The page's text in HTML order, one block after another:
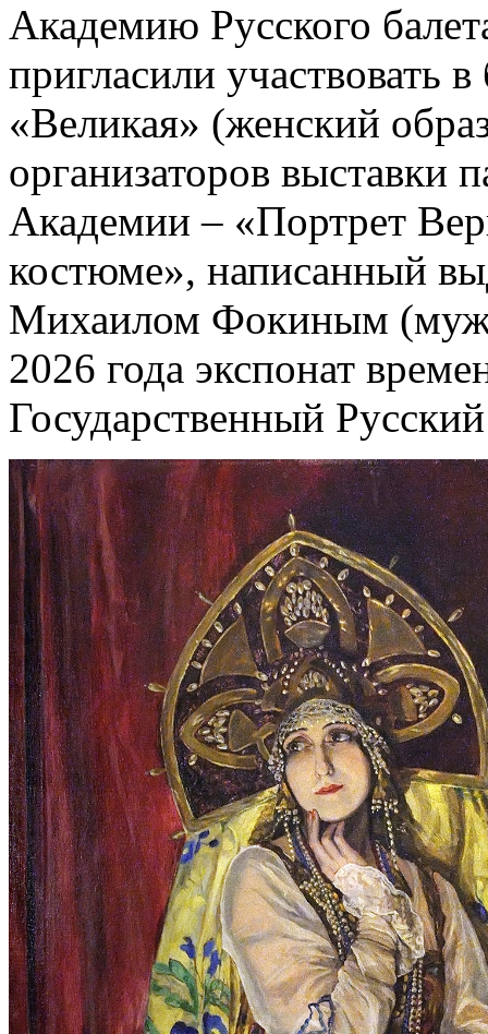
Академию Русского
пригласили участвовать
«Великая» (женский
организаторов выставки
Академии – «Портрет
костюме», написанный
Михаилом Фокиным
2026 года экспонат
Государственный